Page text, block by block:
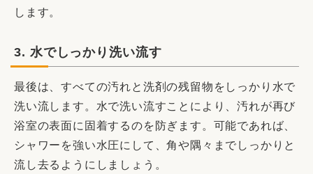
します。
3. 水でしっかり洗い流す
最後は、すべての汚れと洗剤の残留物をしっかり水で
洗い流します。水で洗い流すことにより、汚れが再び
浴室の表面に固着するのを防ぎます。可能であれば、
シャワーを強い水圧にして、角や隅々までしっかりと
流し去るようにしましょう。